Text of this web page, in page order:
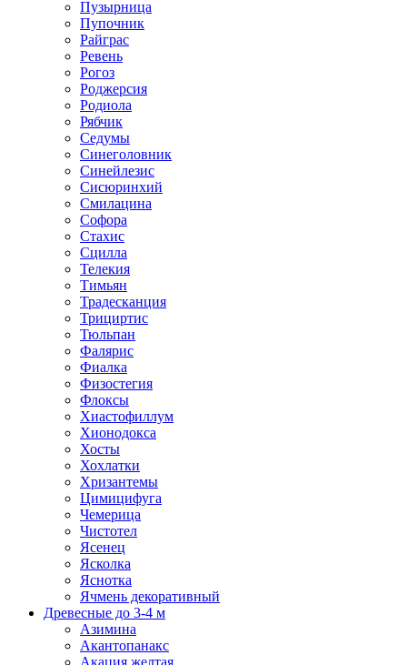
Пузырница
Пупочник
Райграс
Ревень
Рогоз
Роджерсия
Родиола
Рябчик
Седумы
Синеголовник
Синейлезис
Сисюринхий
Смилацина
Софора
Стахис
Сцилла
Телекия
Тимьян
Традесканция
Трициртис
Тюльпан
Фалярис
Фиалка
Физостегия
Флоксы
Хиастофиллум
Хионодокса
Хосты
Хохлатки
Хризантемы
Цимицифуга
Чемерица
Чистотел
Ясенец
Ясколка
Яснотка
Ячмень декоративный
Древесные до 3-4 м
Азимина
Акантопанакс
Акация желтая